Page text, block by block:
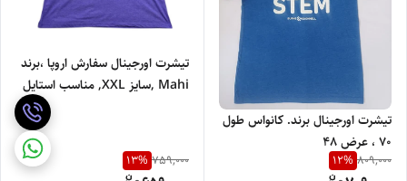
تیشرت اورجینال برند. کانواس طول
70 ، عرض 48
809,000
12%
تیشرت اورجینال سفارش اروپا ،برند
Mahi ,سایز XXL, مناسب استایل
759,000
13%